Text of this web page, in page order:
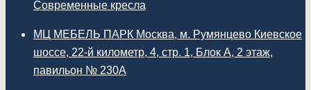
Современные кресла
МЦ МЕБЕЛЬ ПАРК Москва, м. Румянцево Киевское
шоссе, 22-й километр, 4, стр. 1, Блок А, 2 этаж,
павильон № 230А